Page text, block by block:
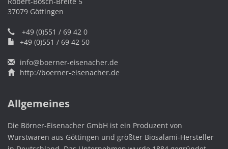
37079 Göttingen
+49 (0)551 / 69 42 0
+49 (0)551 / 69 42 50
info@boerner-eisenacher.de
http://boerner-eisenacher.de
Allgemeines
Die Börner-Eisenacher GmbH ist ein Produzent von
Wurstwaren aus Göttingen und größter Biosalami-Hersteller